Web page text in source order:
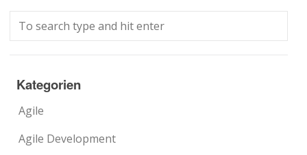
Kategorien
Agile
Agile Development